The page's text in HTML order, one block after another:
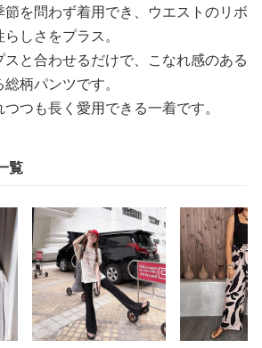
を問わず着用でき、ウエストのリボ
しさをプラス。
と合わせるだけで、こなれ感のある
柄パンツです。
つも長く愛用できる一着です。
覧